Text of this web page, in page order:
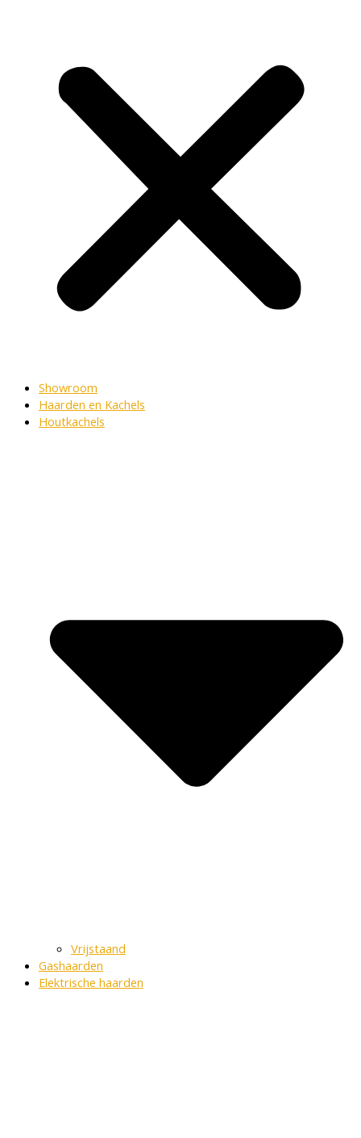
Showroom
Haarden en Kachels
Houtkachels
Vrijstaand
Gashaarden
Elektrische haarden